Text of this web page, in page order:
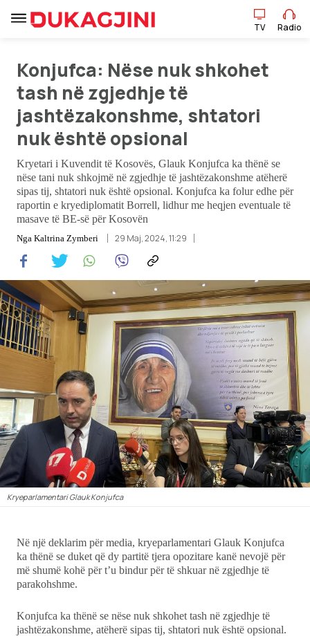
TV Radio
Lajme
Sport
Pikëpamje
Art Jete
Kulturë
Showbiz
Ekonomi
Teknologji
Udhëtime
DuVideo
TV Radio
Konjufca: Nëse nuk shkohet
tash në zgjedhje të
jashtëzakonshme, shtatori
nuk është opsional
Kryetari i Kuvendit të Kosovës, Glauk Konjufca ka thënë se
nëse tani nuk shkojmë në zgjedhje të jashtëzakonshme atëherë
sipas tij, shtatori nuk është opsional. Konjufca ka folur edhe për
raportin e kryediplomatit Borrell, lidhur me heqjen eventuale të
masave të BE-së për Kosovën
Nga Kaltrina Zymberi 29 Maj, 2024, 11:29
Kryeparlamentari Glauk Konjufca
Në një deklarim për media, kryeparlamentari Glauk Konjufca
ka thënë se duket që dy partitë tjera opozitare kanë nevojë për
më shumë kohë për t’u bindur për të shkuar në zgjedhje të
parakohshme.
Konjufca ka thënë se nëse nuk shkohet tash në zgjedhje të
jashtëzakonshme, atëherë sipas tij, shtatori nuk është opsional.